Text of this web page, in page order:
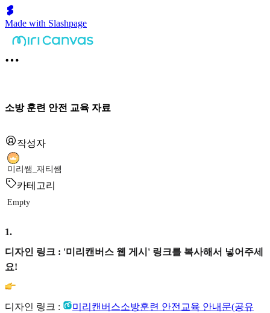
Made with Slashpage
소방 훈련 안전 교육 자료
작성자
미리쌤_재티쌤
카테고리
Empty
1.
디자인 링크 : '미리캔버스 웹 게시' 링크를 복사해서 넣어주세
요!
디자인 링크 : 미리캔버스소방훈련 안전교육 안내문(공유